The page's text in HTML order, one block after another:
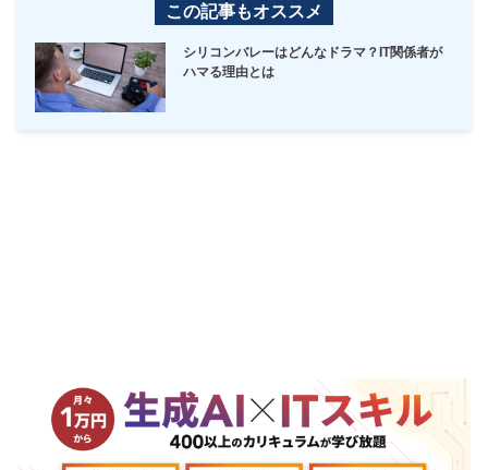
この記事もオススメ
シリコンバレーはどんなドラマ？IT関係者が
ハマる理由とは